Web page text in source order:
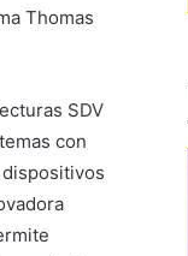
Thomas
SDV
con